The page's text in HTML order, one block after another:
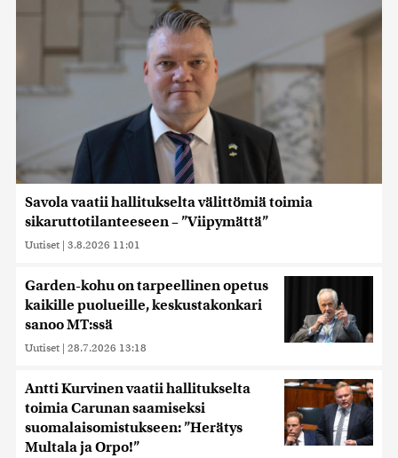
Savola vaatii hallitukselta välittömiä toimia
sikaruttotilanteeseen – ”Viipymättä”
Uutiset | 3.8.2026 11:01
Garden-kohu on tarpeellinen opetus
kaikille puolueille, keskustakonkari
sanoo MT:ssä
Uutiset | 28.7.2026 13:18
Antti Kurvinen vaatii hallitukselta
toimia Carunan saamiseksi
suomalaisomistukseen: ”Herätys
Multala ja Orpo!”